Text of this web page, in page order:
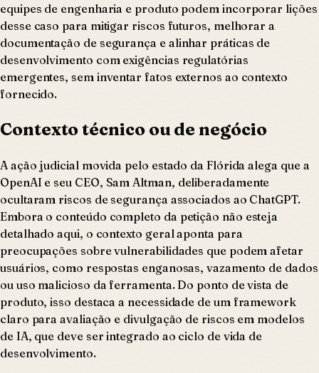
equipes de engenharia e produto podem incorporar lições
desse caso para mitigar riscos futuros, melhorar a
documentação de segurança e alinhar práticas de
desenvolvimento com exigências regulatórias
emergentes, sem inventar fatos externos ao contexto
fornecido.
Contexto técnico ou de negócio
A ação judicial movida pelo estado da Flórida alega que a
OpenAI e seu CEO, Sam Altman, deliberadamente
ocultaram riscos de segurança associados ao ChatGPT.
Embora o conteúdo completo da petição não esteja
detalhado aqui, o contexto geral aponta para
preocupações sobre vulnerabilidades que podem afetar
usuários, como respostas enganosas, vazamento de dados
ou uso malicioso da ferramenta. Do ponto de vista de
produto, isso destaca a necessidade de um framework
claro para avaliação e divulgação de riscos em modelos
de IA, que deve ser integrado ao ciclo de vida de
desenvolvimento.